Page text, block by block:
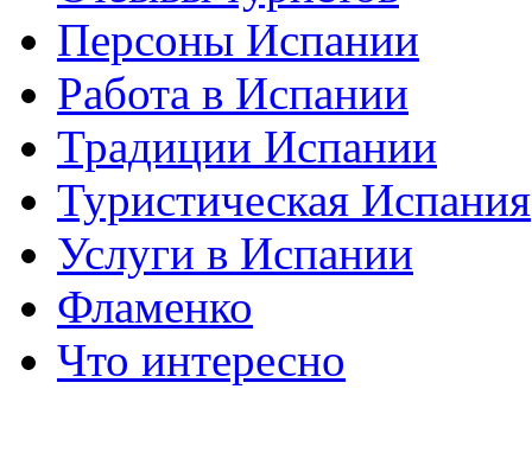
Персоны Испании
Работа в Испании
Традиции Испании
Туристическая Испания
Услуги в Испании
Фламенко
Что интересно